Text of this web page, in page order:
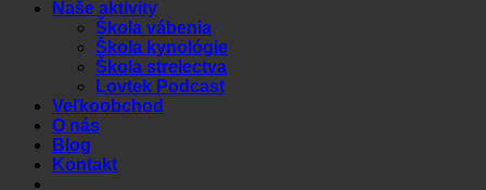
Naše aktivity
Škola vábenia
Škola kynológie
Škola strelectva
Lovtek Podcast
Veľkoobchod
O nás
Blog
Kontakt